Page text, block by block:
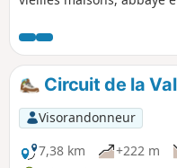
Circuit de la
Visorandonneur
7,38 km
+222 m